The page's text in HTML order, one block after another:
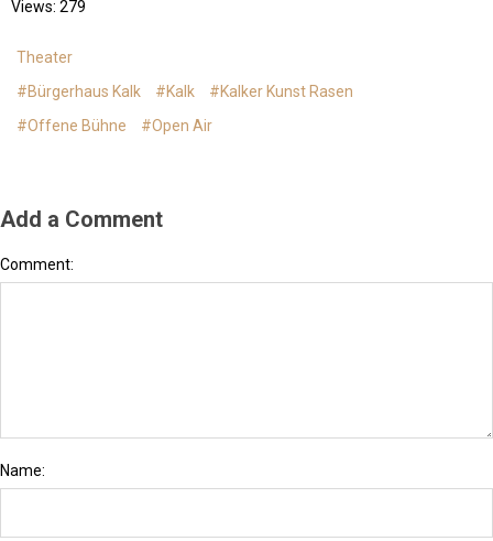
Views: 279
Theater
#Bürgerhaus Kalk
#Kalk
#Kalker Kunst Rasen
#Offene Bühne
#Open Air
Add a Comment
Comment:
Name: